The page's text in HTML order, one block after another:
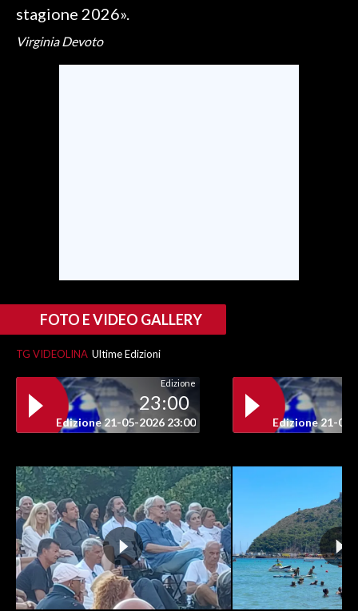
EVENTI
#CARAUNIONE
PUBBLICITÀ
SPIAGGE
STORE
stagione 2026».
Virginia Devoto
FOTO E VIDEO GALLERY
TG VIDEOLINA Ultime Edizioni
Edizione
23:00
Edizione 21-05-2026 23:00 Edizione 21-05-